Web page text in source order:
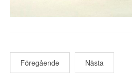
Föregående Nästa